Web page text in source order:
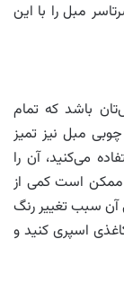
مبل را با این
باشد که تمام
مبل نیز تمیز
می‌کنید، آن را
ممکن است کمی از
آن سبب تغییر رنگ
اسپری کنید و